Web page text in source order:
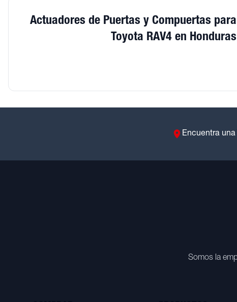
Actuadores de Puertas y Compuertas para
Toyota RAV4 en Honduras
Encuentra
Somos la